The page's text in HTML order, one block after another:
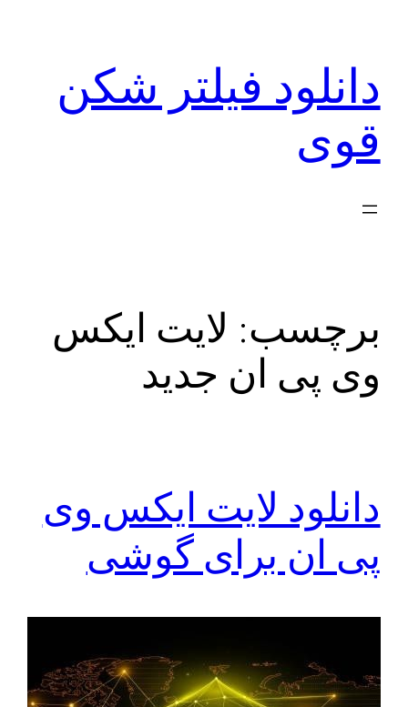
دانلود فیلتر شکن
قوی
برچسب: لایت ایکس
وی پی ان جدید
دانلود لایت ایکس وی
پی ان برای گوشی